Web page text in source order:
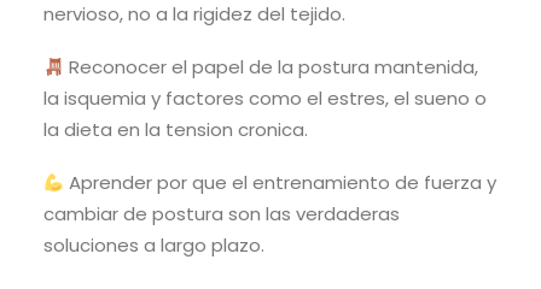
nervioso, no a la rigidez del tejido.
Reconocer el papel de la postura mantenida,
la isquemia y factores como el estres, el sueno o
la dieta en la tension cronica.
Aprender por que el entrenamiento de fuerza y
cambiar de postura son las verdaderas
soluciones a largo plazo.